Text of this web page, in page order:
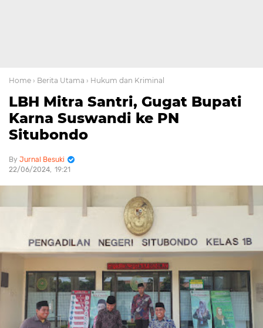
Home › Berita Utama › Hukum dan Kriminal
LBH Mitra Santri, Gugat Bupati
Karna Suswandi ke PN
Situbondo
Jurnal Besuki
22/06/2024 19:21